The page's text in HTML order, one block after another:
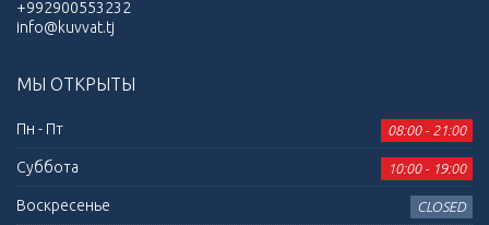
+992900553232
info@kuvvat.tj
МЫ ОТКРЫТЫ
Пн - Пт 08:00 - 21:00
Суббота 10:00 - 19:00
Воскресенье CLOSED